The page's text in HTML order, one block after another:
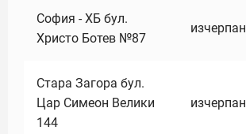
София - ХБ бул.
Христо Ботев №87
изчерпан
Стара Загора бул.
Цар Симеон Велики
144
изчерпан